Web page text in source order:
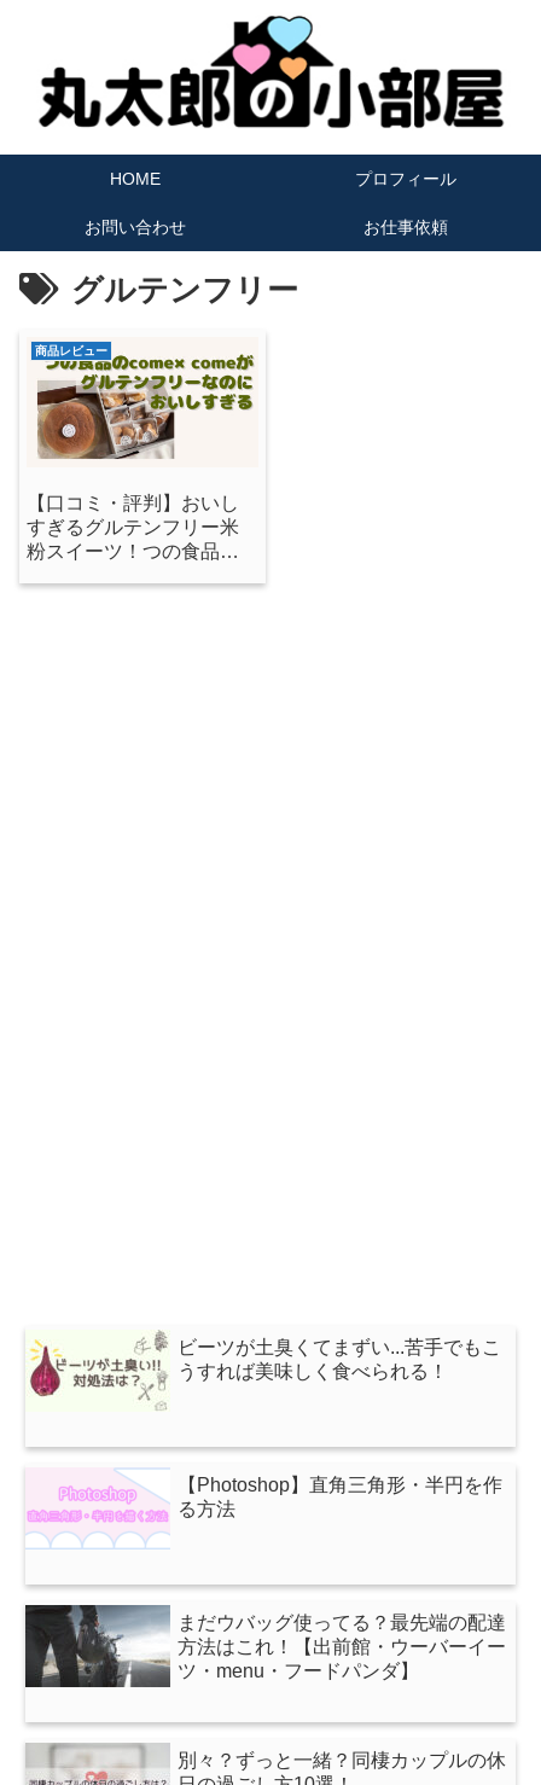
HOME プロフィール
お問い合わせ お仕事依頼
グルテンフリー
商品レビュー
【口コミ・評判】おいし
すぎるグルテンフリー米
粉スイーツ！つの食品の
ビーツが土臭くてまずい...苦手でもこ
うすれば美味しく食べられる！
【Photoshop】直角三角形・半円を作
る方法
まだウバッグ使ってる？最先端の配達
方法はこれ！【出前館・ウーバーイー
ツ・menu・フードパンダ】
別々？ずっと一緒？同棲カップルの休